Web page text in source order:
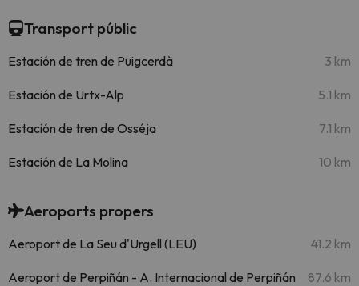
Transport públic
Estación de tren de Puigcerdà 3 km
Estación de Urtx-Alp 5.1 km
Estación de tren de Osséja 7.1 km
Estación de La Molina 10 km
Aeroports propers
Aeroport de La Seu d'Urgell (LEU) 41.2 km
Aeroport de Perpiñán - A. Internacional de Perpiñán
87.6 km